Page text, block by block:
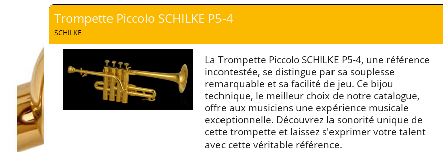
Trompette Piccolo SCHILKE P5-4
SCHILKE
La Trompette Piccolo SCHILKE P5-4, une référence
incontestée, se distingue par sa souplesse
remarquable et sa facilité de jeu. Ce bijou
technique, le meilleur choix de notre catalogue,
offre aux musiciens une expérience musicale
exceptionnelle. Découvrez la sonorité unique de
cette trompette et laissez s'exprimer votre talent
avec cette véritable référence.